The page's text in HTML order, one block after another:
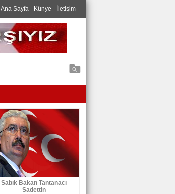
Ana Sayfa Künye İletişim
Sabık Bakan Tantanacı
Sadettin